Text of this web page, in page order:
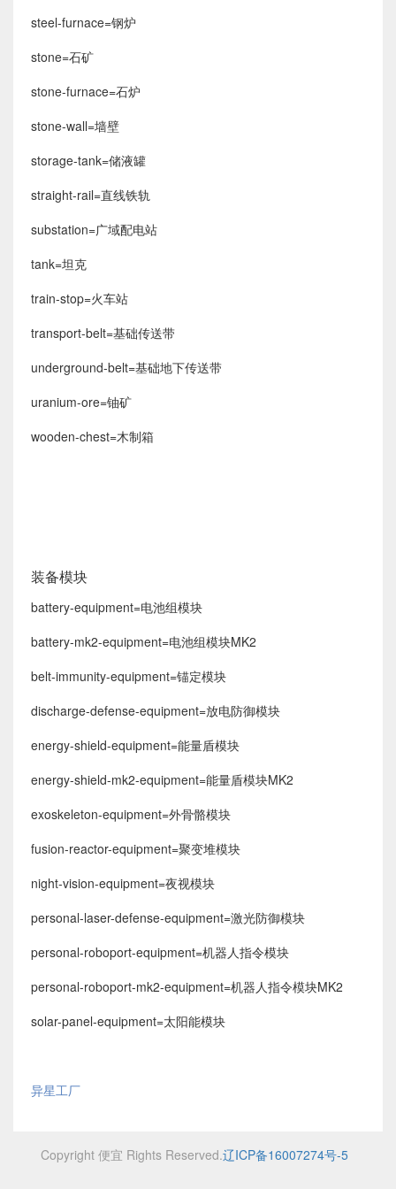
steel-furnace=钢炉
stone=石矿
stone-furnace=石炉
stone-wall=墙壁
storage-tank=储液罐
straight-rail=直线铁轨
substation=广域配电站
tank=坦克
train-stop=火车站
transport-belt=基础传送带
underground-belt=基础地下传送带
uranium-ore=铀矿
wooden-chest=木制箱
装备模块
battery-equipment=电池组模块
battery-mk2-equipment=电池组模块MK2
belt-immunity-equipment=锚定模块
discharge-defense-equipment=放电防御模块
energy-shield-equipment=能量盾模块
energy-shield-mk2-equipment=能量盾模块MK2
exoskeleton-equipment=外骨骼模块
fusion-reactor-equipment=聚变堆模块
night-vision-equipment=夜视模块
personal-laser-defense-equipment=激光防御模块
personal-roboport-equipment=机器人指令模块
personal-roboport-mk2-equipment=机器人指令模块MK2
solar-panel-equipment=太阳能模块
异星工厂
Copyright 便宜 Rights Reserved.辽ICP备16007274号-5